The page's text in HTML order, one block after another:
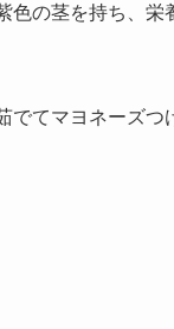
の茎を持ち、栄
てマヨネーズ